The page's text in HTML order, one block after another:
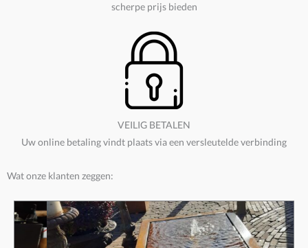
scherpe prijs bieden
VEILIG BETALEN
Uw online betaling vindt plaats via een versleutelde verbinding
Wat onze klanten zeggen: